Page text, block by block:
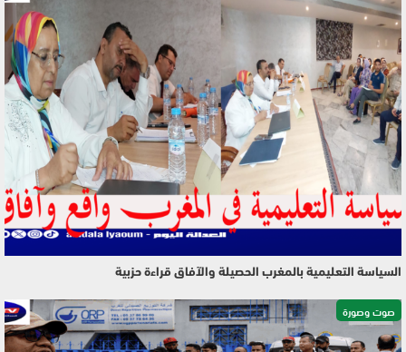
السياسة التعليمية بالمغرب الحصيلة والآفاق قراءة حزبية
صوت وصورة